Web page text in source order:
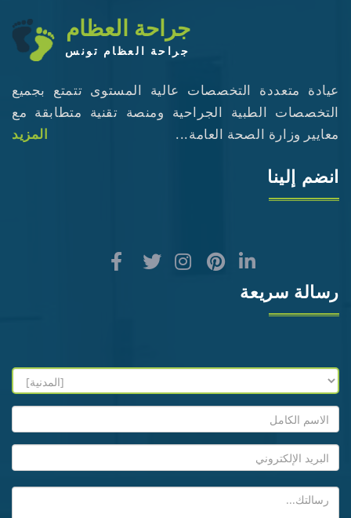
جراحة العظام
جراحة العظام تونس
عيادة متعددة التخصصات عالية المستوى تتمتع بجميع
التخصصات الطبية الجراحية ومنصة تقنية متطابقة مع
معايير وزارة الصحة العامة...
المزيد
انضم إلينا
رسالة سريعة